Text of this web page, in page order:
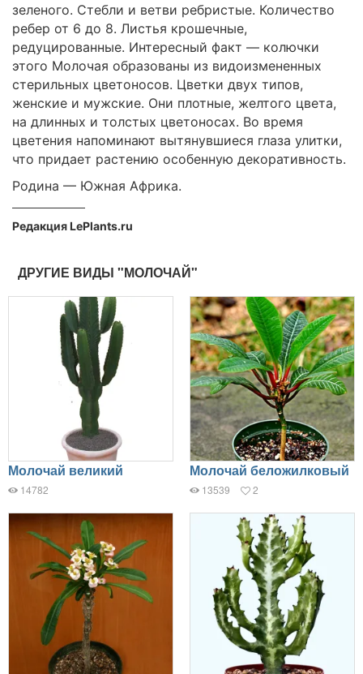
зеленого. Стебли и ветви ребристые. Количество
ребер от 6 до 8. Листья крошечные,
редуцированные. Интересный факт — колючки
этого Молочая образованы из видоизмененных
стерильных цветоносов. Цветки двух типов,
женские и мужские. Они плотные, желтого цвета,
на длинных и толстых цветоносах. Во время
цветения напоминают вытянувшиеся глаза улитки,
что придает растению особенную декоративность.
Родина — Южная Африка.
Редакция LePlants.ru
ДРУГИЕ ВИДЫ "МОЛОЧАЙ"
Молочай великий
14782
Молочай беложилковый
13539 2